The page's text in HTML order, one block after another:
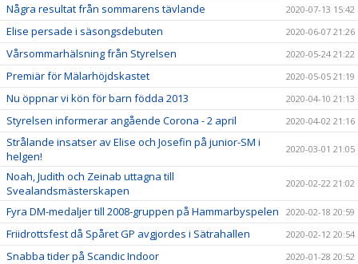
Några resultat från sommarens tävlande 2020-07-13 15:42
Elise persade i säsongsdebuten 2020-06-07 21:26
Vårsommarhälsning från Styrelsen 2020-05-24 21:22
Premiär för Mälarhöjdskastet 2020-05-05 21:19
Nu öppnar vi kön för barn födda 2013 2020-04-10 21:13
Styrelsen informerar angående Corona - 2 april 2020-04-02 21:16
Strålande insatser av Elise och Josefin på junior-SM i
helgen!
2020-03-01 21:05
Noah, Judith och Zeinab uttagna till
Svealandsmästerskapen
2020-02-22 21:02
Fyra DM-medaljer till 2008-gruppen på Hammarbyspelen 2020-02-18 20:59
Friidrottsfest då Spåret GP avgjordes i Sätrahallen 2020-02-12 20:54
Snabba tider på Scandic Indoor 2020-01-28 20:52